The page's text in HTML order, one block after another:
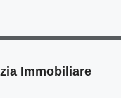
Immobiliare